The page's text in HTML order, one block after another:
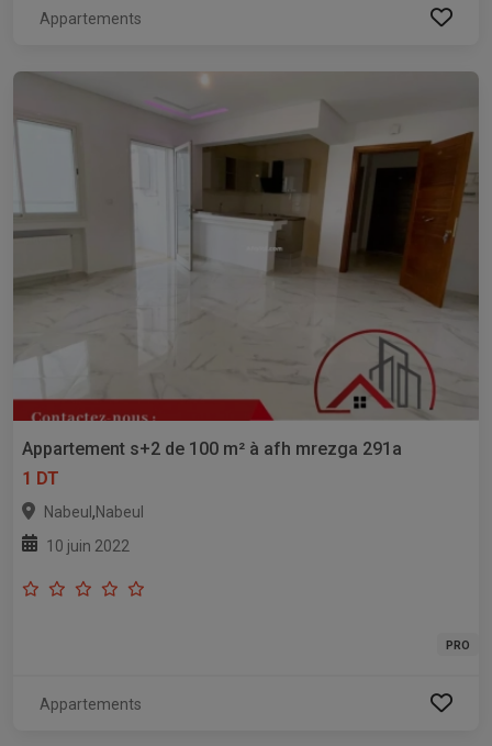
Appartements
Appartement s+2 de 100 m² à afh mrezga 291a
1 DT
Nabeul,Nabeul
10 juin 2022
PRO
Appartements